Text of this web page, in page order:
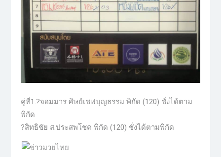
คู่ที่1.?จอมมาร ศิษย์เชฟบุญธรรม พิกัด (120) ชั่งได้ตาม
พิกัด
?สิทธิชัย ส.ประสพโชค พิกัด (120) ชั่งได้ตามพิกัด